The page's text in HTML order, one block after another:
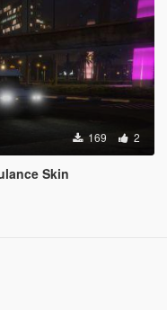
169 2
Skin